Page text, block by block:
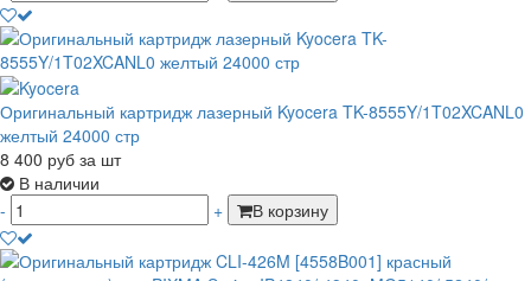
Оригинальный картридж лазерный Kyocera TK-8555Y/1T02XCANL0
желтый 24000 стр
8 400 руб за шт
В наличии
-
+ В корзину